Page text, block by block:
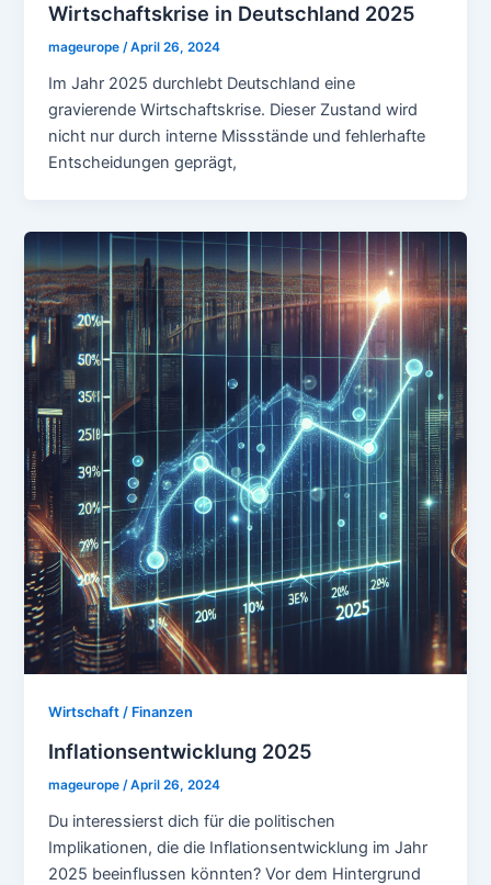
Wirtschaftskrise in Deutschland 2025
mageurope/April 26, 2024
Im Jahr 2025 durchlebt Deutschland eine
gravierende Wirtschaftskrise. Dieser Zustand wird
nicht nur durch interne Missstände und fehlerhafte
Entscheidungen geprägt,
Wirtschaft / Finanzen
Inflationsentwicklung 2025
mageurope /April 26, 2024
Du interessierst dich für die politischen
Implikationen, die die Inflationsentwicklung im Jahr
2025 beeinflussen könnten? Vor dem Hintergrund